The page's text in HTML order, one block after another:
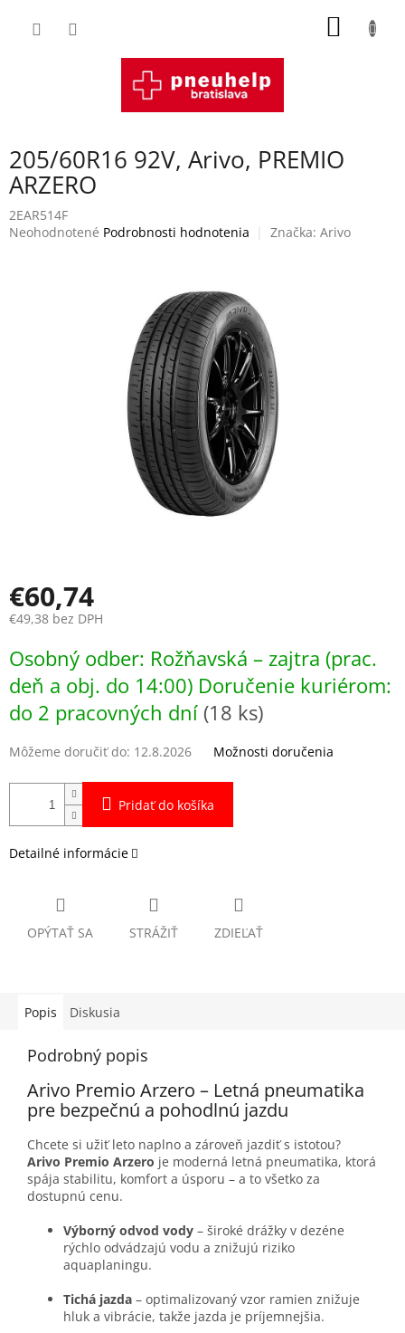
205/60R16 92V, Arivo, PREMIO
ARZERO
2EAR514F
Priemerné
Neohodnotené Podrobnosti hodnotenia Značka: Arivo
€60,74
€49,38 bez DPH
cena:
Osobný odber: Rožňavská – zajtra (prac.
deň a obj. do 14:00) Doručenie kuriérom:
do 2 pracovných dní (18 ks)
Môžeme doručiť do: 12.8.2026 Možnosti doručenia
Pridať do košíka
Detailné informácie
OPÝTAŤ SA STRÁŽIŤ ZDIEĽAŤ
Popis Diskusia
Podrobný popis
Arivo Premio Arzero – Letná pneumatika
pre bezpečnú a pohodlnú jazdu
Chcete si užiť leto naplno a zároveň jazdiť s istotou?
Arivo Premio Arzero je moderná letná pneumatika, ktorá
spája stabilitu, komfort a úsporu – a to všetko za
dostupnú cenu.
Výborný odvod vody – široké drážky v dezéne
rýchlo odvádzajú vodu a znižujú riziko
aquaplaningu.
Tichá jazda – optimalizovaný vzor ramien znižuje
hluk a vibrácie, takže jazda je príjemnejšia.